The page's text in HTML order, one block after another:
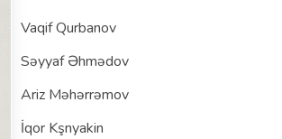
Vaqif Qurbanov
Səyyaf Əhmədov
Ariz Məhərrəmov
İqor Kşnyakin